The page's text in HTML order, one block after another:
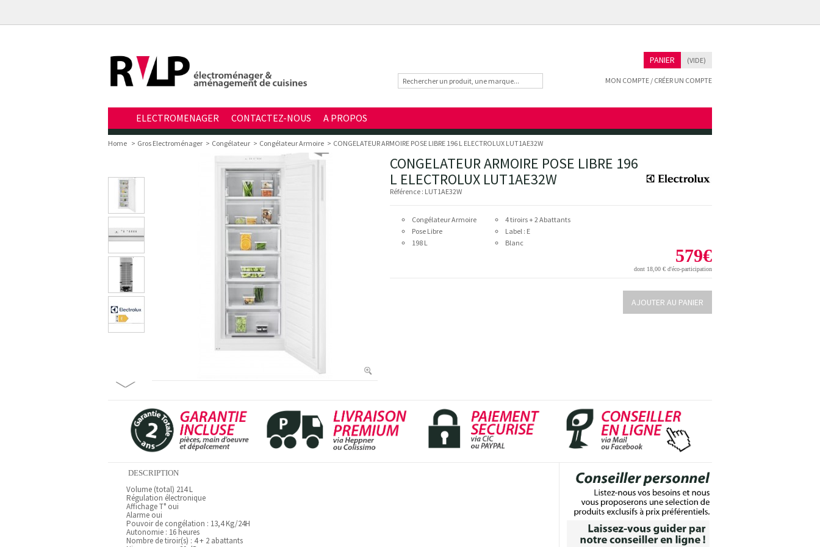
PANIER (VIDE)
MON COMPTE / CRÉER UN COMPTE
ELECTROMENAGER CONTACTEZ-NOUS A PROPOS
Home > Gros Electroménager > Congélateur > Congélateur Armoire > CONGELATEUR ARMOIRE POSE LIBRE 196 L ELECTROLUX LUT1AE32W
CONGELATEUR ARMOIRE POSE LIBRE 196
L ELECTROLUX LUT1AE32W
Référence : LUT1AE32W
Congélateur Armoire
Pose Libre
198 L
4 tiroirs + 2 Abattants
Label : E
Blanc
579€
dont 18,00 € d'éco-participation
AJOUTER AU PANIER
DESCRIPTION
Volume (total) 214 L
Régulation électronique
Affichage T° oui
Alarme oui
Pouvoir de congélation : 13,4 Kg/24H
Autonomie : 16 heures
Nombre de tiroir(s) : 4 + 2 abattants